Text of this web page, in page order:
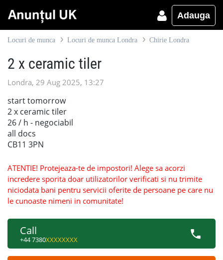
Adauga
Locuri de munca Locuri de munca Londra Chirie Londra
2 x ceramic tiler
Londra, 29 Aug 2025, 13:27
start tomorrow
2 x ceramic tiler
26 / h - negociabil
all docs
CB11 3PN
ATENTIE! Protejeaza-te de impostori! Alege sa acorzi
incredere sporita doar utilizatorilor verificati si nu trimite
niciodata bani pentru servicii oferite de persoane pe care nu
le cunoaste nimeni in comunitate!
Call
+44 7380XXXXXXXX